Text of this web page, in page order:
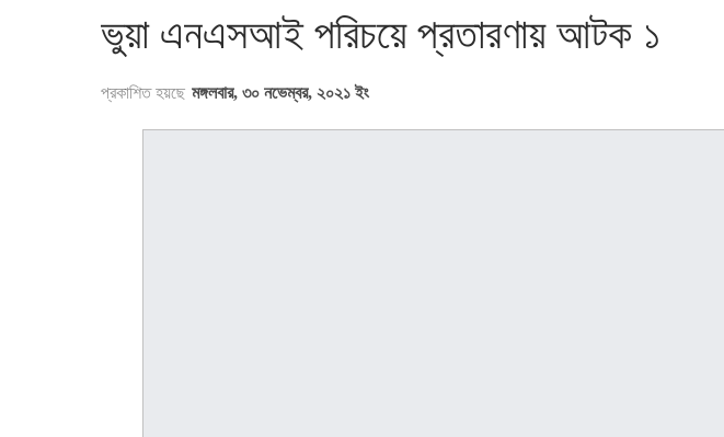
ভুয়া এনএসআই পরিচয়ে প্রতারণায় আটক ১
প্রকাশিত হয়ছে মঙ্গলবার, ৩০ নভেম্বর, ২০২১ ইং